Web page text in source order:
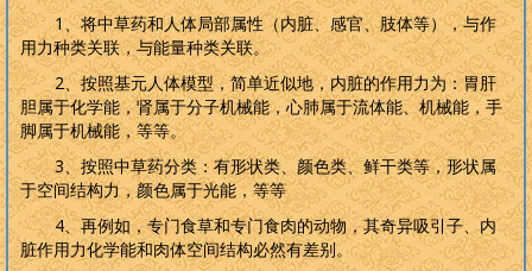
1、将中草药和人体局部属性（内脏、感官、肢体等），与作
用力种类关联，与能量种类关联。
2、按照基元人体模型，简单近似地，内脏的作用力为：胃肝
胆属于化学能，肾属于分子机械能，心肺属于流体能、机械能，手
脚属于机械能，等等。
3、按照中草药分类：有形状类、颜色类、鲜干类等，形状属
于空间结构力，颜色属于光能，等等
4、再例如，专门食草和专门食肉的动物，其奇异吸引子、内
脏作用力化学能和肉体空间结构必然有差别。